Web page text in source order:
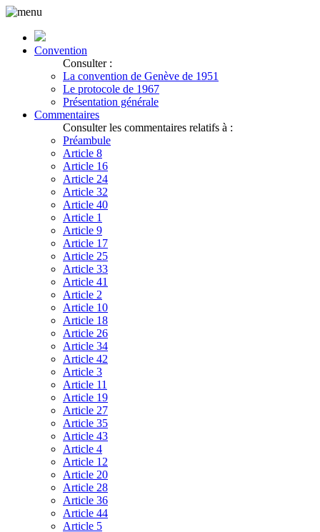
Convention
Consulter :
La convention de Genève de 1951
Le protocole de 1967
Présentation générale
Commentaires
Consulter les commentaires relatifs à :
Préambule
Article 8
Article 16
Article 24
Article 32
Article 40
Article 1
Article 9
Article 17
Article 25
Article 33
Article 41
Article 2
Article 10
Article 18
Article 26
Article 34
Article 42
Article 3
Article 11
Article 19
Article 27
Article 35
Article 43
Article 4
Article 12
Article 20
Article 28
Article 36
Article 44
Article 5